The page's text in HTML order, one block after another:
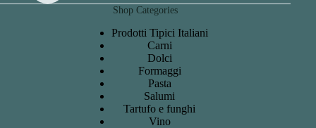
Shop Categories
Prodotti Tipici Italiani
Carni
Dolci
Formaggi
Pasta
Salumi
Tartufo e funghi
Vino